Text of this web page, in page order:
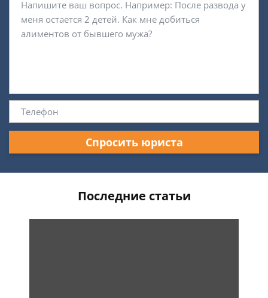
Спросить юриста
Последние статьи